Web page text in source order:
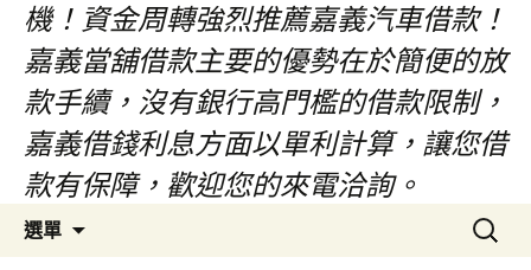
機！資金周轉強烈推薦嘉義汽車借款！
嘉義當舖借款主要的優勢在於簡便的放
款手續，沒有銀行高門檻的借款限制，
嘉義借錢利息方面以單利計算，讓您借
款有保障，歡迎您的來電洽詢。
選單
搜
尋